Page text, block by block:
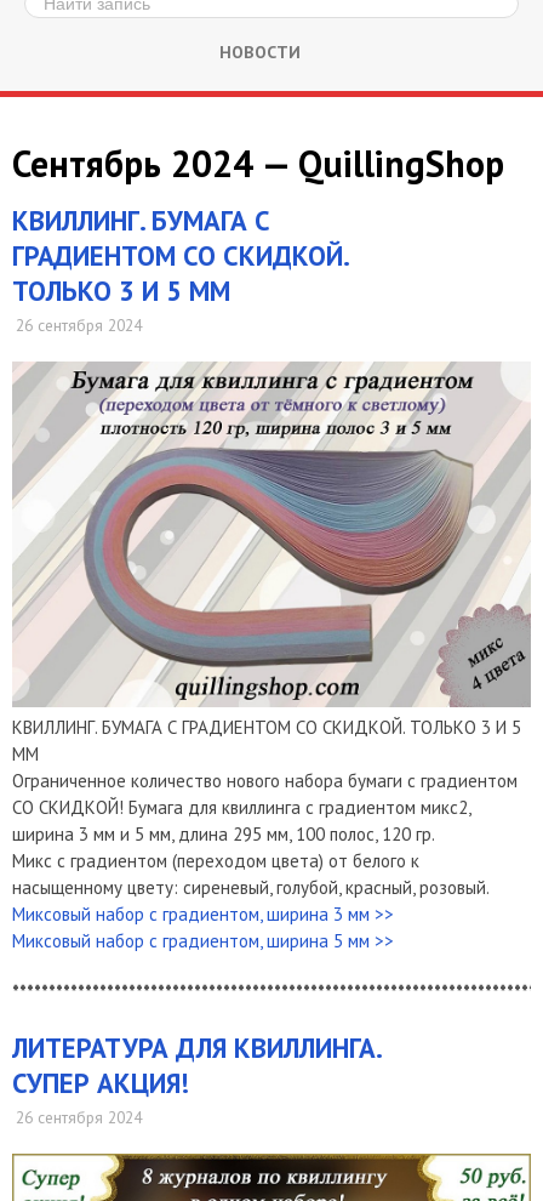
НОВОСТИ
Сентябрь 2024 — QuillingShop
КВИЛЛИНГ. БУМАГА С
ГРАДИЕНТОМ СО СКИДКОЙ.
ТОЛЬКО 3 И 5 ММ
26 сентября 2024
КВИЛЛИНГ. БУМАГА С ГРАДИЕНТОМ СО СКИДКОЙ. ТОЛЬКО 3 И 5
ММ
Ограниченное количество нового набора бумаги с градиентом
СО СКИДКОЙ! Бумага для квиллинга с градиентом микс2,
ширина 3 мм и 5 мм, длина 295 мм, 100 полос, 120 гр.
Микс с градиентом (переходом цвета) от белого к
насыщенному цвету: сиреневый, голубой, красный, розовый.
Миксовый набор с градиентом, ширина 3 мм >>
Миксовый набор с градиентом, ширина 5 мм >>
​ЛИТЕРАТУРА ДЛЯ КВИЛЛИНГА.
СУПЕР АКЦИЯ!
26 сентября 2024